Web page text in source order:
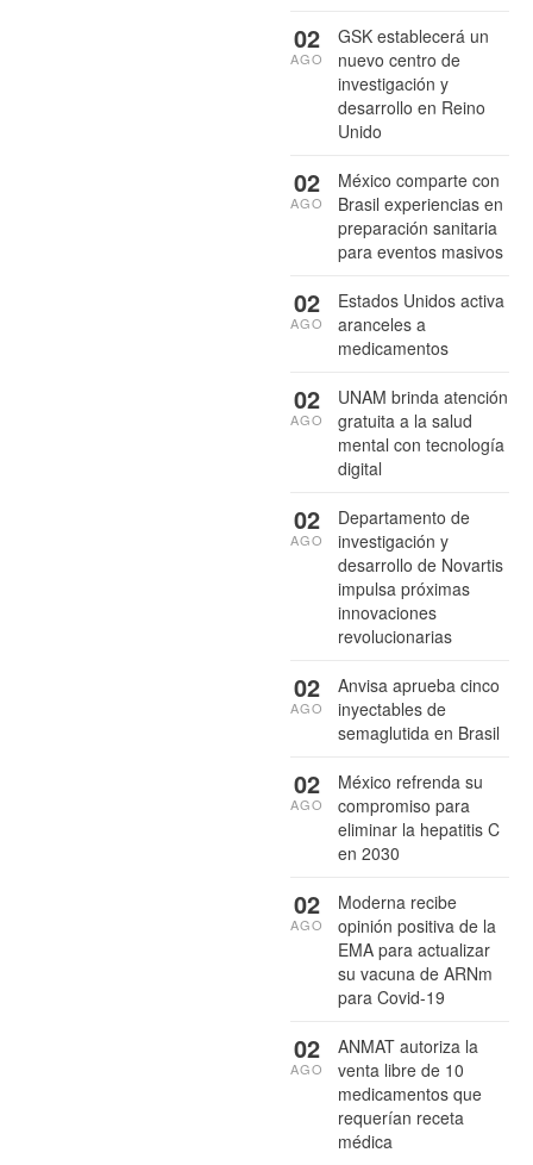
GSK establecerá un
nuevo centro de
investigación y
desarrollo en Reino
Unido
02
AGO
México comparte con
Brasil experiencias en
preparación sanitaria
para eventos masivos
02
AGO
Estados Unidos activa
aranceles a
medicamentos
02
AGO
UNAM brinda atención
gratuita a la salud
mental con tecnología
digital
02
AGO
Departamento de
investigación y
desarrollo de Novartis
impulsa próximas
innovaciones
revolucionarias
02
AGO
Anvisa aprueba cinco
inyectables de
semaglutida en Brasil
02
AGO
México refrenda su
compromiso para
eliminar la hepatitis C
en 2030
02
AGO
Moderna recibe
opinión positiva de la
EMA para actualizar
su vacuna de ARNm
para Covid-19
02
AGO
ANMAT autoriza la
venta libre de 10
medicamentos que
requerían receta
médica
02
AGO